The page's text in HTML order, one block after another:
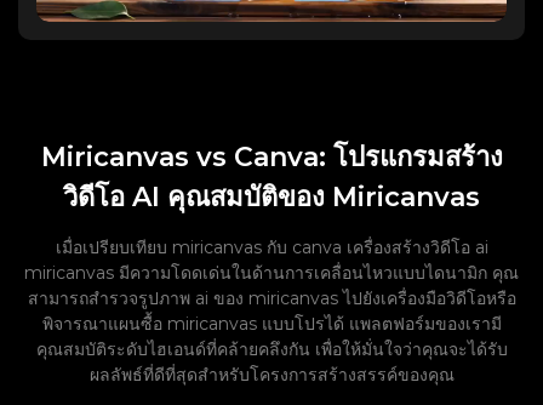
Miricanvas vs Canva: โปรแกรมสร้าง
วิดีโอ AI คุณสมบัติของ Miricanvas
เมื่อเปรียบเทียบ miricanvas กับ canva เครื่องสร้างวิดีโอ ai
miricanvas มีความโดดเด่นในด้านการเคลื่อนไหวแบบไดนามิก คุณ
สามารถสำรวจรูปภาพ ai ของ miricanvas ไปยังเครื่องมือวิดีโอหรือ
พิจารณาแผนซื้อ miricanvas แบบโปรได้ แพลตฟอร์มของเรามี
คุณสมบัติระดับไฮเอนด์ที่คล้ายคลึงกัน เพื่อให้มั่นใจว่าคุณจะได้รับ
ผลลัพธ์ที่ดีที่สุดสำหรับโครงการสร้างสรรค์ของคุณ